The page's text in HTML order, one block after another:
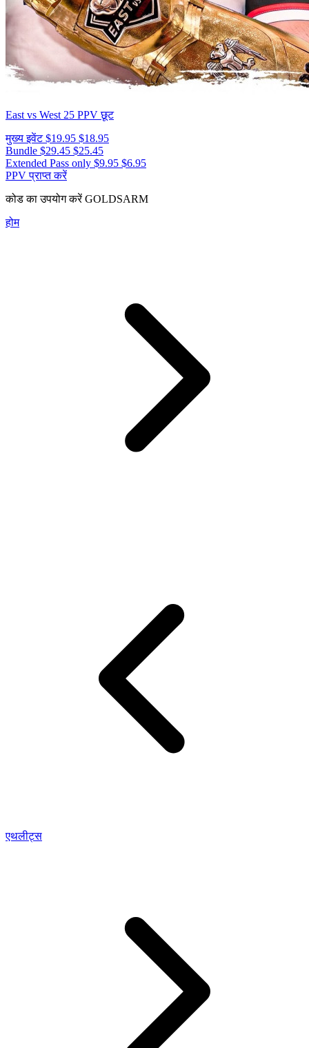
East vs West 25 PPV छूट
मुख्य इवेंट$19.95 $18.95
Bundle $29.45 $25.45
Extended Pass only $9.95 $6.95
PPV प्राप्त करें
कोड का उपयोग करेंGOLDSARM
होम
एथलीट्स